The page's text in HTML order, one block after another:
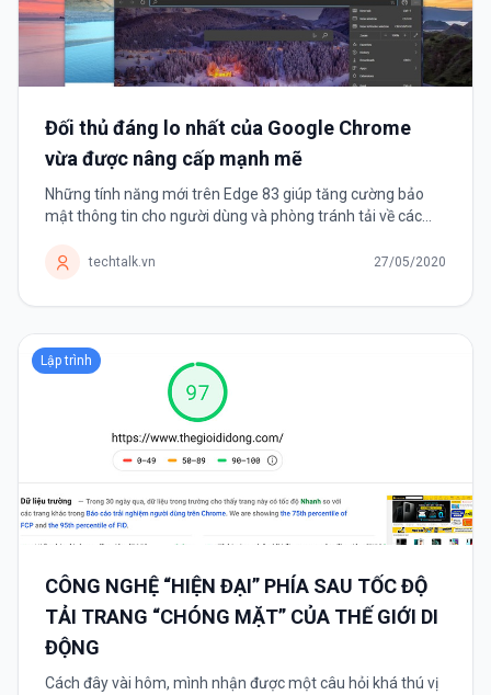
Đối thủ đáng lo nhất của Google Chrome
vừa được nâng cấp mạnh mẽ
Những tính năng mới trên Edge 83 giúp tăng cường bảo
mật thông tin cho người dùng và phòng tránh tải về các
được vài tháng...
techtalk.vn 27/05/2020
Lập trình
CÔNG NGHỆ “HIỆN ĐẠI” PHÍA SAU TỐC ĐỘ
TẢI TRANG “CHÓNG MẶT” CỦA THẾ GIỚI DI
ĐỘNG
Cách đây vài hôm, mình nhận được một câu hỏi khá thú vị